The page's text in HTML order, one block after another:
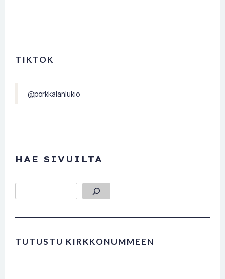
TIKTOK
@porkkalanlukio
HAE SIVUILTA
TUTUSTU KIRKKONUMMEEN